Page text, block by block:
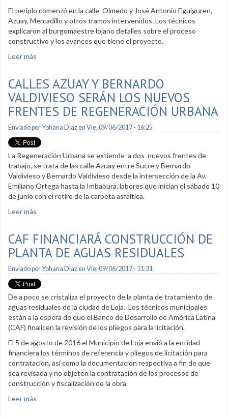
El periplo comenzó en la calle Olmedo y José Antonio Eguiguren,
Azuay, Mercadillo y otros tramos intervenidos. Los técnicos
explicaron al burgomaestre lojano detalles sobre el proceso
constructivo y los avances que tiene el proyecto.
Leer más
CALLES AZUAY Y BERNARDO
VALDIVIESO SERÁN LOS NUEVOS
FRENTES DE REGENERACIÓN URBANA
Enviado porYohana Diazen Vie, 09/06/2017 - 16:25
La Regeneración Urbana se extiende a dos nuevos frentes de
trabajo, se trata de las calle Azuay entre Sucre y Bernardo
Valdivieso y Bernardo Valdivieso desde la intersección de la Av.
Emiliano Ortega hasta la Imbabura, labores que inician el sábado 10
de junio con el retiro de la carpeta asfáltica.
Leer más
CAF FINANCIARÁ CONSTRUCCIÓN DE
PLANTA DE AGUAS RESIDUALES
Enviado porYohana Diazen Vie, 09/06/2017 - 11:31
De a poco se cristaliza el proyecto de la planta de tratamiento de
aguas residuales de la ciudad de Loja. Los técnicos municipales
están a la espera de que el Banco de Desarrollo de América Latina
(CAF) finalicen la revisión de los pliegos para la licitación.
El 5 de agosto de 2016 el Municipio de Loja envió a la entidad
financiera los términos de referencia y pliegos de licitación para
contratación, así como la documentación respectiva a fin de que
sea revisada y no objeten la contratación de los procesos de
construcción y fiscalización de la obra.
Leer más